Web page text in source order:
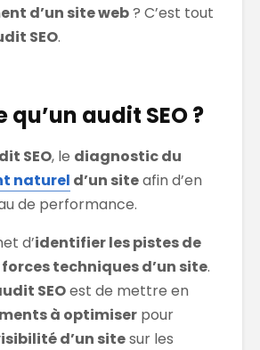
d’un site web? C’est tout
SEO.
qu’un audit SEO ?
SEO, le diagnostic du
naturel d’un siteafin d’en
de performance.
d’identifier les pistes de
techniques d’un site.
SEOest de mettre en
à optimiser pour
d’un sitesur les